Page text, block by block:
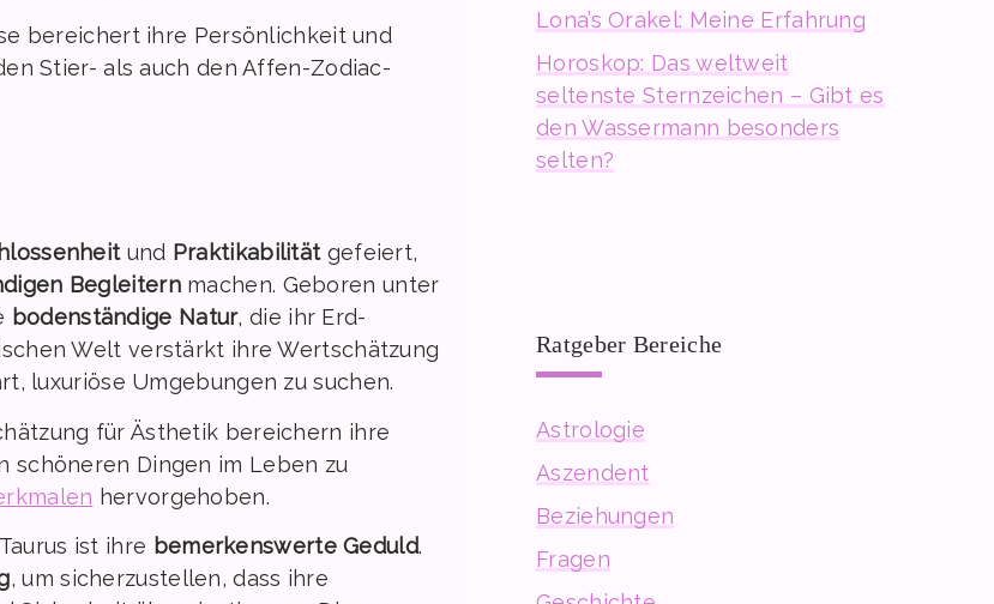
bereichert ihre Persönlichkeit und
Stier- als auch den Affen-Zodiac-
und Praktikabilitätgefeiert,
Begleiternmachen. Geboren unter
bodenständige Natur, die ihr Erd-
Welt verstärkt ihre Wertschätzung
luxuriöse Umgebungen zu suchen.
für Ästhetik bereichern ihre
schöneren Dingen im Leben zu
hervorgehoben.
ist ihre bemerkenswerte Geduld.
, um sicherzustellen, dass ihre
Lona’s Orakel: Meine Erfahrung
Horoskop: Das weltweit
seltenste Sternzeichen – Gibt es
den Wassermann besonders
selten?
Ratgeber Bereiche
Astrologie
Aszendent
Beziehungen
Fragen